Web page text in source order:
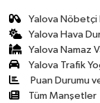
Yalova Nöbetçi
Yalova Hava
Yalova Namaz
Yalova Trafik
Puan Durumu
Tüm Manşetler